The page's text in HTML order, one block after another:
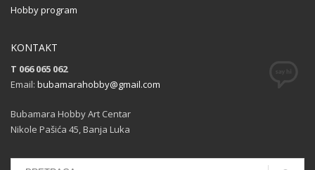
Hobby program
KONTAKT
T 066 065 062
Email: bubamarahobby@gmail.com
Bubamara Hobby Art Centar
Nikole Pašića 45, Banja Luka